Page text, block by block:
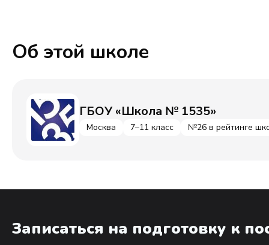
Об этой школе
ГБОУ «Школа № 1535»
Москва 7–11 класс №26 в рейтинге
Записаться на подготовку к